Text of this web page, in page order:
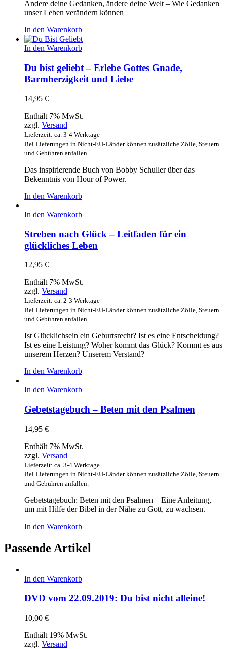
Ändere deine Gedanken, ändere deine Welt – Wie Gedanken
unser Leben verändern können
In den Warenkorb
In den Warenkorb
Du bist geliebt – Erlebe Gottes Gnade,
Barmherzigkeit und Liebe
14,95 €
Enthält 7% MwSt.
zzgl. Versand
Lieferzeit: ca. 3-4 Werktage
Bei Lieferungen in Nicht-EU-Länder können zusätzliche Zölle, Steuern
und Gebühren anfallen.
Das inspirierende Buch von Bobby Schuller über das
Bekenntnis von Hour of Power.
In den Warenkorb
In den Warenkorb
Streben nach Glück – Leitfaden für ein
glückliches Leben
12,95 €
Enthält 7% MwSt.
zzgl. Versand
Lieferzeit: ca. 2-3 Werktage
Bei Lieferungen in Nicht-EU-Länder können zusätzliche Zölle, Steuern
und Gebühren anfallen.
Ist Glücklichsein ein Geburtsrecht? Ist es eine Entscheidung?
Ist es eine Leistung? Woher kommt das Glück? Kommt es aus
unserem Herzen? Unserem Verstand?
In den Warenkorb
In den Warenkorb
Gebetstagebuch – Beten mit den Psalmen
14,95 €
Enthält 7% MwSt.
zzgl. Versand
Lieferzeit: ca. 3-4 Werktage
Bei Lieferungen in Nicht-EU-Länder können zusätzliche Zölle, Steuern
und Gebühren anfallen.
Gebetstagebuch: Beten mit den Psalmen – Eine Anleitung,
um mit Hilfe der Bibel in der Nähe zu Gott, zu wachsen.
In den Warenkorb
Passende Artikel
In den Warenkorb
DVD vom 22.09.2019: Du bist nicht alleine!
10,00 €
Enthält 19% MwSt.
zzgl. Versand